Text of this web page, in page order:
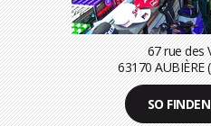
67 rue des
63170 AUBIÈRE
SO